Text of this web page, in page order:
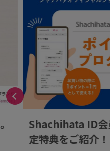
Shachihata ID会
定特典をご紹介！